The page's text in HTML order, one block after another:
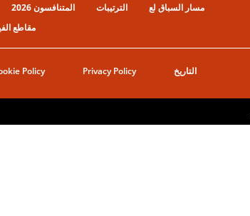
مسار السباق لع الترتيبات المتنافسون 2026
مقاطع
التاريخ Privacy Policy
Policy